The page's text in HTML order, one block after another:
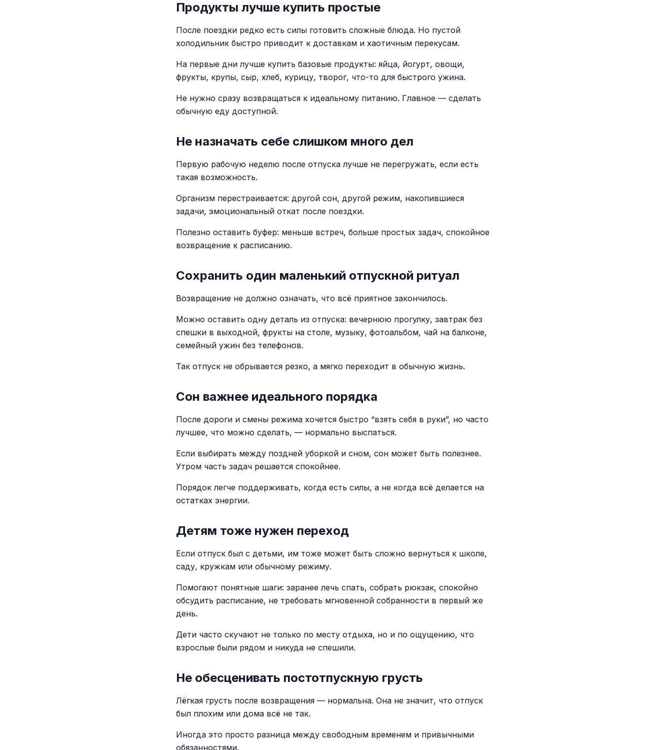
Продукты лучше купить простые
После поездки редко есть силы готовить сложные блюда. Но пустой
холодильник быстро приводит к доставкам и хаотичным перекусам.
На первые дни лучше купить базовые продукты: яйца, йогурт, овощи,
фрукты, крупы, сыр, хлеб, курицу, творог, что-то для быстрого ужина.
Не нужно сразу возвращаться к идеальному питанию. Главное — сделать
обычную еду доступной.
Не назначать себе слишком много дел
Первую рабочую неделю после отпуска лучше не перегружать, если есть
такая возможность.
Организм перестраивается: другой сон, другой режим, накопившиеся
задачи, эмоциональный откат после поездки.
Полезно оставить буфер: меньше встреч, больше простых задач, спокойное
возвращение к расписанию.
Сохранить один маленький отпускной ритуал
Возвращение не должно означать, что всё приятное закончилось.
Можно оставить одну деталь из отпуска: вечернюю прогулку, завтрак без
спешки в выходной, фрукты на столе, музыку, фотоальбом, чай на балконе,
семейный ужин без телефонов.
Так отпуск не обрывается резко, а мягко переходит в обычную жизнь.
Сон важнее идеального порядка
После дороги и смены режима хочется быстро “взять себя в руки”, но часто
лучшее, что можно сделать, — нормально выспаться.
Если выбирать между поздней уборкой и сном, сон может быть полезнее.
Утром часть задач решается спокойнее.
Порядок легче поддерживать, когда есть силы, а не когда всё делается на
остатках энергии.
Детям тоже нужен переход
Если отпуск был с детьми, им тоже может быть сложно вернуться к школе,
саду, кружкам или обычному режиму.
Помогают понятные шаги: заранее лечь спать, собрать рюкзак, спокойно
обсудить расписание, не требовать мгновенной собранности в первый же
день.
Дети часто скучают не только по месту отдыха, но и по ощущению, что
взрослые были рядом и никуда не спешили.
Не обесценивать постотпускную грусть
Лёгкая грусть после возвращения — нормальна. Она не значит, что отпуск
был плохим или дома всё не так.
Иногда это просто разница между свободным временем и привычными
обязанностями.